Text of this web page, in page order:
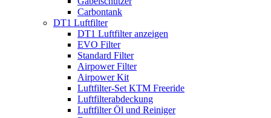
Carbontank
DT1 Luftfilter
DT1 Luftfilter anzeigen
EVO Filter
Standard Filter
Airpower Filter
Airpower Kit
Luftfilter-Set KTM Freeride
Luftfilterabdeckung
Luftfilter Öl und Reiniger